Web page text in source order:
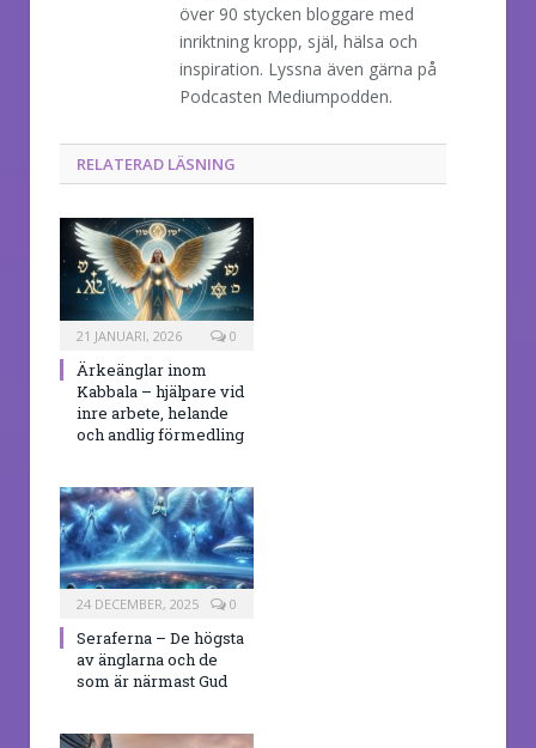
över 90 stycken bloggare med
inriktning kropp, själ, hälsa och
inspiration. Lyssna även gärna på
Podcasten Mediumpodden.
RELATERAD LÄSNING
21 JANUARI, 2026 0
Ärkeänglar inom
Kabbala – hjälpare vid
inre arbete, helande
och andlig förmedling
24 DECEMBER, 2025 0
Seraferna – De högsta
av änglarna och de
som är närmast Gud